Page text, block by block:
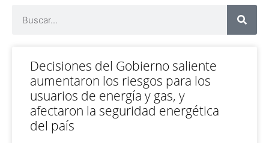
Decisiones del Gobierno saliente
aumentaron los riesgos para los
usuarios de energía y gas, y
afectaron la seguridad energética
del país